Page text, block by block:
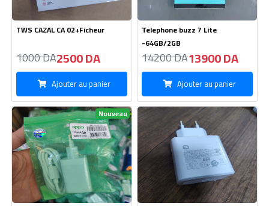
Ajouter au panier Ajouter au panier
Cable Realme -Type C
95 DA85 DA
Ajouter au panier
Chatterton 6 Yard /15MM
45 DA39 DA
Ajouter au panier